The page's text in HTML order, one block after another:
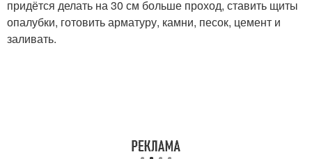
придётся делать на 30 см больше проход, ставить щиты
опалубки, готовить арматуру, камни, песок, цемент и
заливать.